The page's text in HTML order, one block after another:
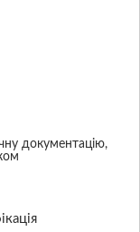
документацію,